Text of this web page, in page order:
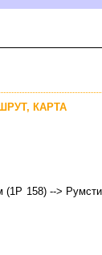
КАРТА
158) -->